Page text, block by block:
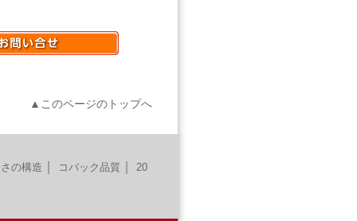
▲このページのトップへ
の構造 コバック品質 20